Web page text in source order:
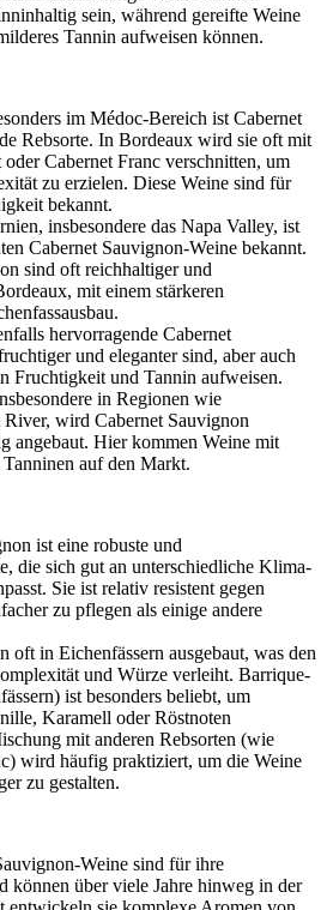
sein, während gereifte Weine
Tannin aufweisen können.
im Médoc-Bereich ist Cabernet
Rebsorte. In Bordeaux wird sie oft mit
Cabernet Franc verschnitten, um
zu erzielen. Diese Weine sind für
bekannt.
insbesondere das Napa Valley, ist
Cabernet Sauvignon-Weine bekannt.
sind oft reichhaltiger und
mit einem stärkeren
hervorragende Cabernet
und eleganter sind, aber auch
Fruchtigkeit und Tannin aufweisen.
in Regionen wie
wird Cabernet Sauvignon
angebaut. Hier kommen Weine mit
auf den Markt.
ist eine robuste und
die sich gut an unterschiedliche Klima-
Sie ist relativ resistent gegen
zu pflegen als einige andere
oft in Eichenfässern ausgebaut, was den
und Würze verleiht. Barrique-
ist besonders beliebt, um
Karamell oder Röstnoten
mit anderen Rebsorten (wie
wird häufig praktiziert, um die Weine
zu gestalten.
Weine sind für ihre
können über viele Jahre hinweg in der